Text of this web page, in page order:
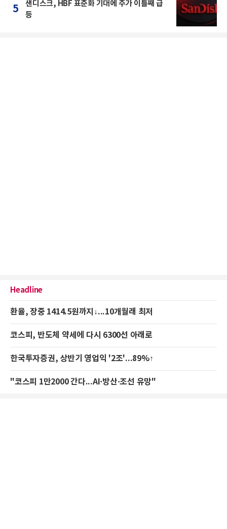
5
샌디스크, HBF 표준화 기대에 주가 이틀째 급
등
Headline
환율, 장중 1414.5원까지↓...10개월래 최저
코스피, 반도체 약세에 다시 6300선 아래로
한국투자증권, 상반기 영업익 '2조'...89%↑
"코스피 1만2000 간다...AI·방산·조선 유망"